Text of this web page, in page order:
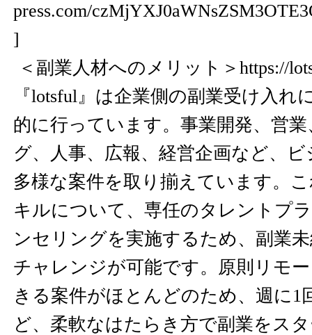
press.com/
]
＜副業人材へのメリット＞ https://
『lotsful』は企業側の副業受け入れ
的に行っています。事業開発、営
グ、人事、広報、経営企画など、
多様な案件を取り揃えています。
キルについて、専任のタレントプ
ンセリングを実施するため、副業
チャレンジが可能です。原則リモ
きる案件がほとんどのため、週に1
ど、柔軟なはたらき方で副業をス